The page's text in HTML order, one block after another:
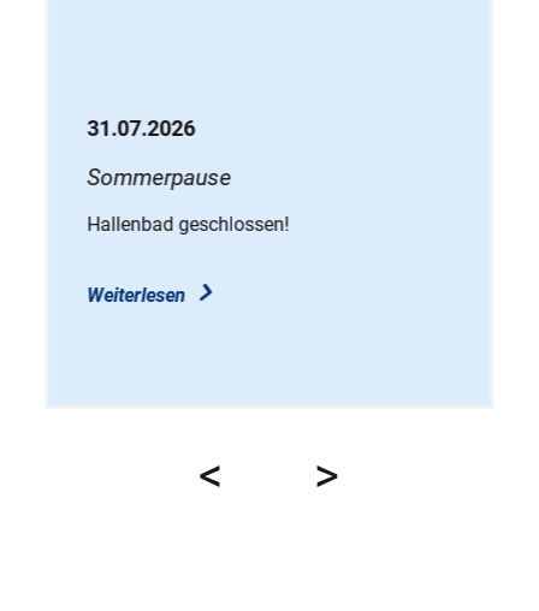
31.07.2026
Sommerpause
Hallenbad geschlossen!
Weiterlesen